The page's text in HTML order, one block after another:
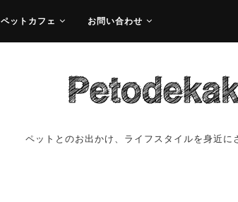
ペットカフェ お問い合わせ
ペットとのお出かけ、ライフスタイルを身近に